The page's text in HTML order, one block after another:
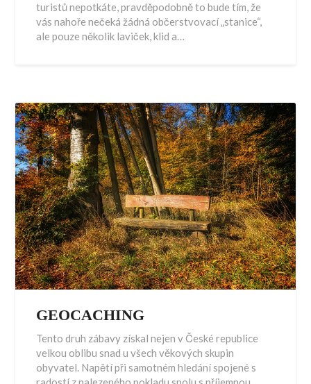
turistů nepotkáte, pravděpodobně to bude tím, že
vás nahoře nečeká žádná občerstvovací „stanice“,
ale pouze několik laviček, klid a…
GEOCACHING
Tento druh zábavy získal nejen v České republice
velkou oblibu snad u všech věkových skupin
obyvatel. Napětí při samotném hledání spojené s